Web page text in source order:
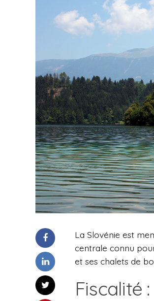
La Slovénie est
centrale connu
et ses chalets de
Fiscalité :